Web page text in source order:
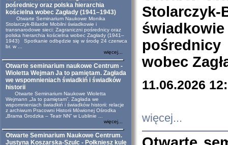
pośrednicy oraz polska hierarchia
kościelna wobec Zagłady (1941–1943)
Otwarte Seminarium Naukowe Monika
Stolarczyk-Bilardie Mobilni świadkowie i
transnarodowe sieci: Zagraniczni pośrednicy oraz
polska hierarchia kościelna wobec Zagłady (1941–
1943) Spotkanie odbędzie się w środę 24 czerwca
br. w ...
więcej...
Otwarte seminarium naukowe Centrum -
Wioletta Wejman Ja to pamiętam. Zagłada
we wspomnieniach świadkiń i świadków
historii
Otwarte Seminarium Naukowe Wioletta
Wejmann „Ja to pamiętam”. Zagłada we
wspomnieniach świadkiń i świadków historii: relacje
z archiwum Pracowni Historii Mówionej Ośrodka
„Brama Grodzka – Teatr NN” w Lublinie ...
więcej...
Otwarte Seminarium Naukowe Centrum.
Justyna Koszarska-Szulc - Połkniesz kulę
wobec
11.06.2026
więcej...